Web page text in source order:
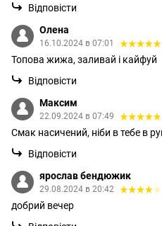
Відповісти
Олена
16.10.2024 в 07:01
Топова жижа, заливай і кайфуй
Відповісти
Максим
22.09.2024 в 07:49
Смак насичений, ніби в тебе в
Відповісти
ярослав бендюжик
29.08.2024 в 20:42
добрий вечер